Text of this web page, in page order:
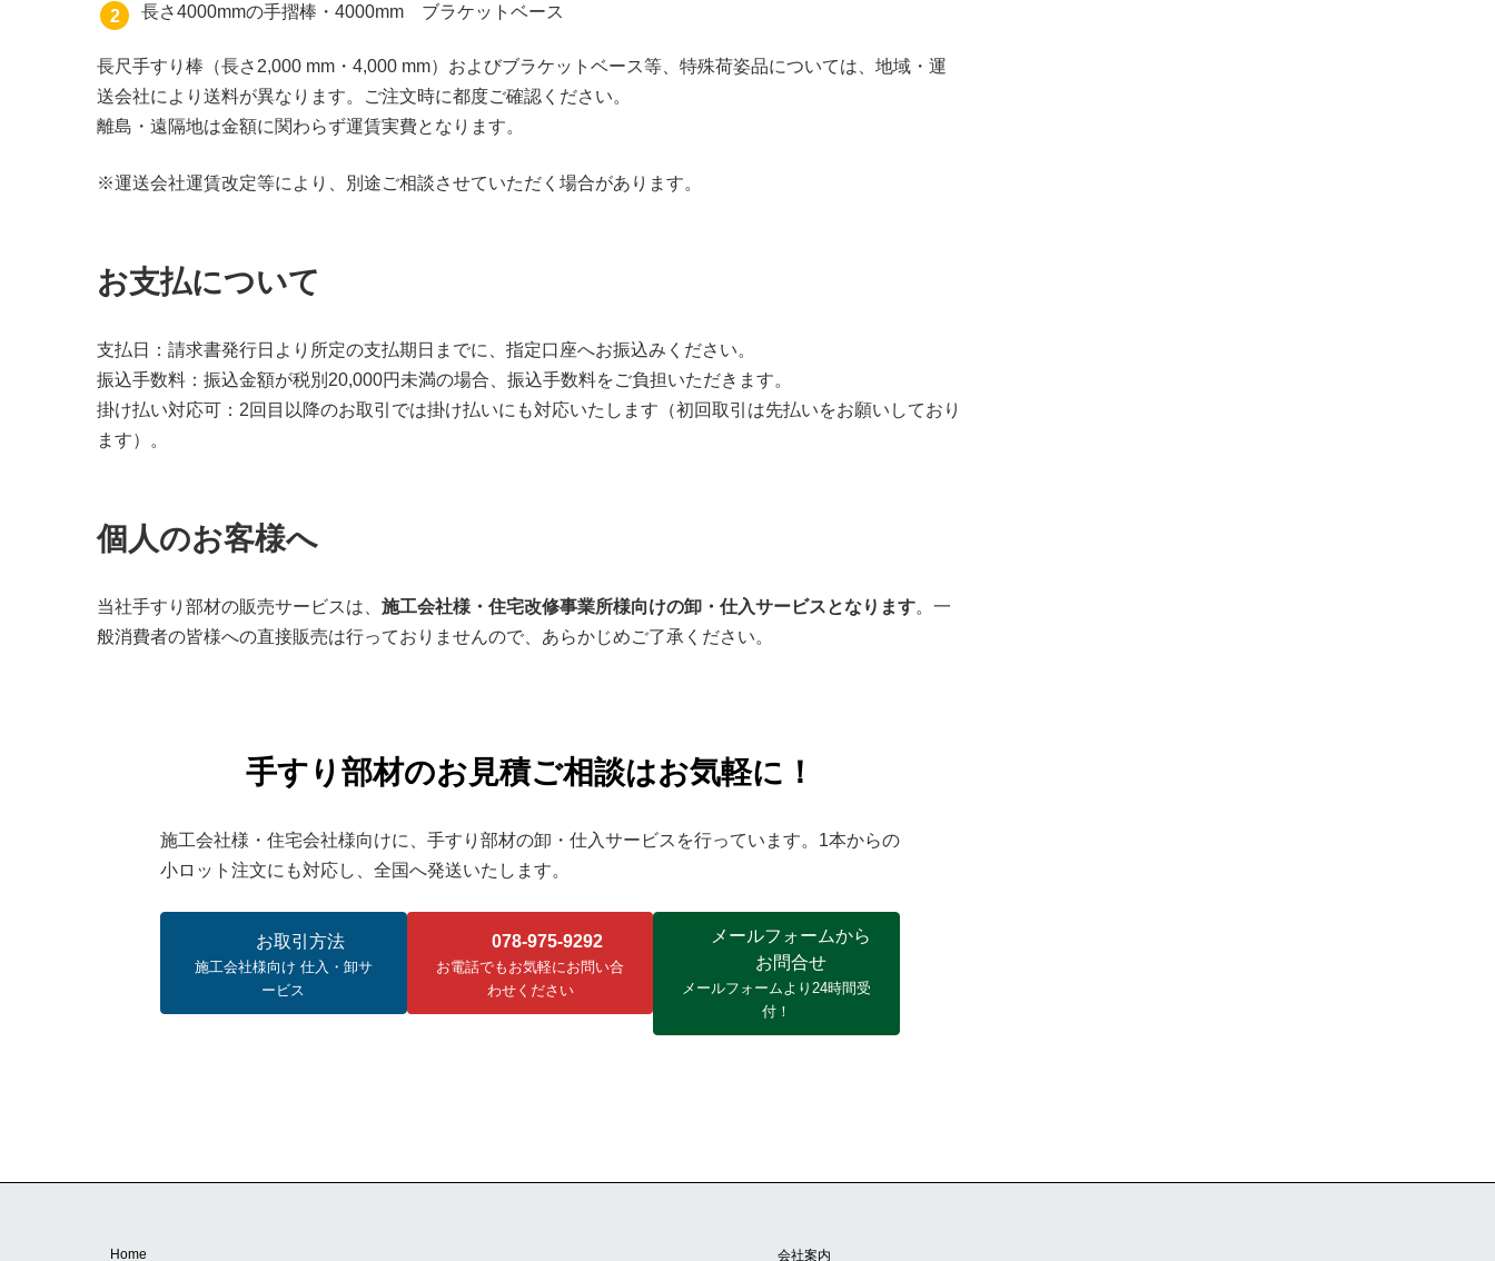
長さ4000mmの手摺棒・4000mm ブラケットベース
長尺手すり棒（長さ2,000 mm・4,000 mm）およびブラケットベース等、特殊荷姿品については、地域・運
送会社により送料が異なります。ご注文時に都度ご確認ください。
離島・遠隔地は金額に関わらず運賃実費となります。
※運送会社運賃改定等により、別途ご相談させていただく場合があります。
お支払について
支払日：請求書発行日より所定の支払期日までに、指定口座へお振込みください。
振込手数料：振込金額が税別20,000円未満の場合、振込手数料をご負担いただきます。
掛け払い対応可：2回目以降のお取引では掛け払いにも対応いたします（初回取引は先払いをお願いしており
ます）。
個人のお客様へ
当社手すり部材の販売サービスは、 施工会社様・住宅改修事業所様向けの卸・仕入サービスとなります。一
般消費者の皆様への直接販売は行っておりませんので、あらかじめご了承ください。
手すり部材のお見積ご相談はお気軽に！
施工会社様・住宅会社様向けに、手すり部材の卸・仕入サービスを行っています。1本からの
小ロット注文にも対応し、全国へ発送いたします。
お取引方法
施工会社様向け 仕入・卸サ
ービス
078-975-9292
お電話でもお気軽にお問い合
わせください
メールフォームから
お問合せ
メールフォームより24時間受
付！
Home 会社案内